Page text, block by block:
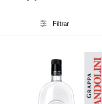
Filtrar